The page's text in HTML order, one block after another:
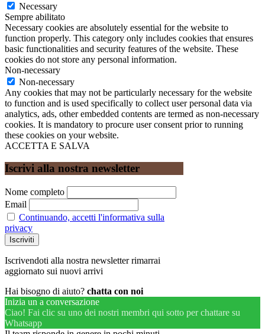
Necessary
Sempre abilitato
Necessary cookies are absolutely essential for the website to
function properly. This category only includes cookies that ensures
basic functionalities and security features of the website. These
cookies do not store any personal information.
Non-necessary
Non-necessary
Any cookies that may not be particularly necessary for the website
to function and is used specifically to collect user personal data via
analytics, ads, other embedded contents are termed as non-necessary
cookies. It is mandatory to procure user consent prior to running
these cookies on your website.
ACCETTA E SALVA
Iscrivi alla nostra newsletter
Nome completo
Email
Continuando, accetti l'informativa sulla
privacy
Iscrivendoti alla nostra newsletter rimarrai
aggiornato sui nuovi arrivi
Hai bisogno di aiuto? chatta con noi
Inizia un a conversazione
Ciao! Fai clic su uno dei nostri membri qui sotto per chattare su
Whatsapp